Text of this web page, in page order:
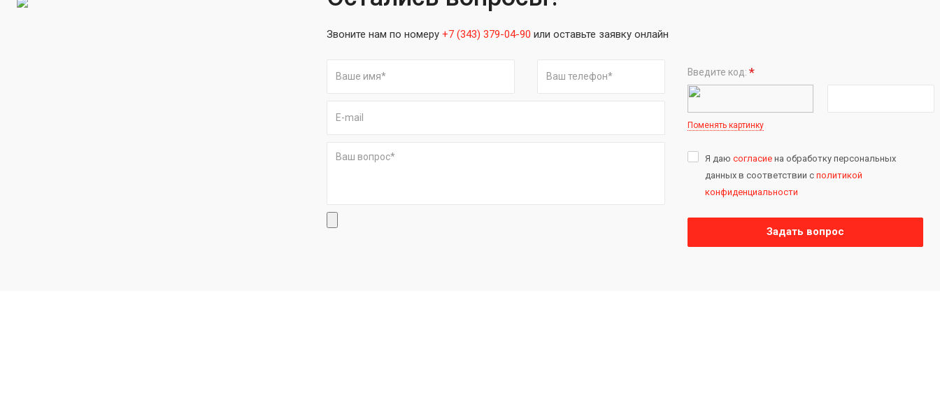
Звоните нам по номеру +7 (343) 379-04-90 или оставьте заявку онлайн
Введите код: *
Поменять картинку
Я даюсогласие на обработку персональных
данных в соответствии сполитикой
конфиденциальности
Задать вопрос